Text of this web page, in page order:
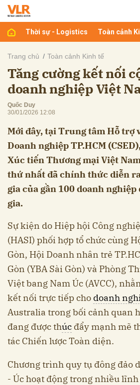
Thời sự - Logistics Toàn cảnh
Trang chủ Toàn cảnh Kinh tế
Tăng cường kết nối
doanh nghiệp Việt
Quốc Duy
30/01/2026 12:08
Mới đây, tại Trung tâm Hỗ trợ
Doanh nghiệp TP.HCM
Xúc tiến Thương mại Việt
thứ nhất đã chính thức diễn
gia của gần 100 doanh
gia.
Sự kiện do Hiệp hội Công
(HASI) phối hợp tổ chức cùng
Gòn, Hội Doanh nhân trẻ
Gòn (YBA Sài Gòn) và Phòng
Việt bang Nam Úc (AVCC),
kết nối trực tiếp cho doanh
Australia trong bối cảnh quan
đang được thúc đẩy mạnh mẽ
tác Chiến lược Toàn diện.
Chương trình quy tụ đông đảo
- Úc hoạt động trong nhiều
luận